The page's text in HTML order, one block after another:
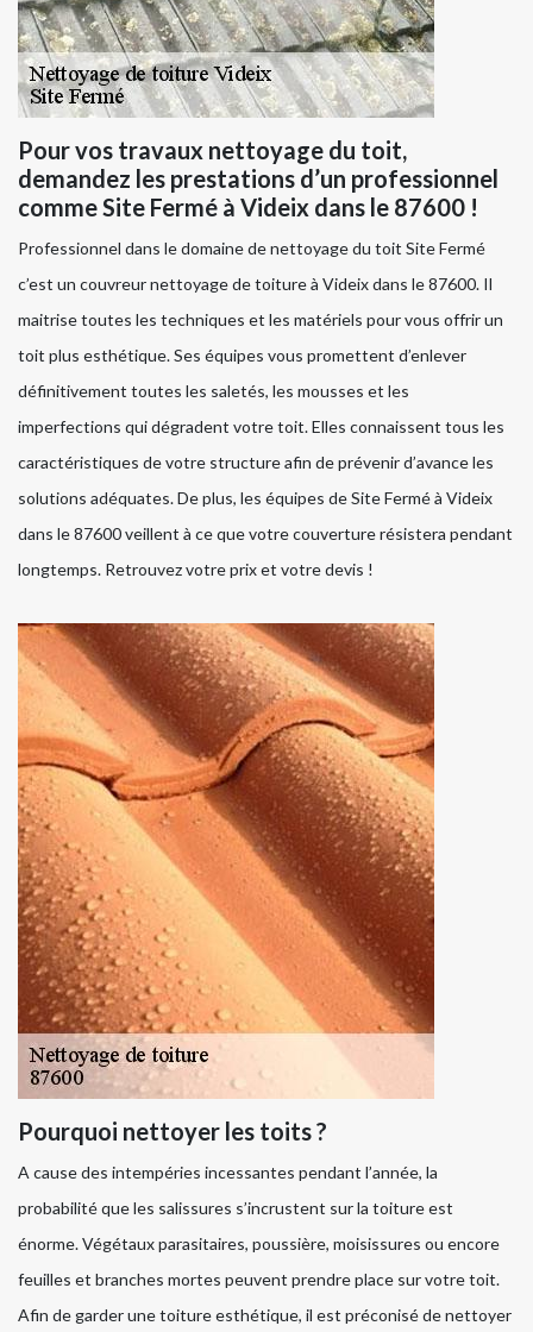
Pour vos travaux nettoyage du toit,
demandez les prestations d’un professionnel
comme Site Fermé à Videix dans le 87600 !
Professionnel dans le domaine de nettoyage du toit Site Fermé
c’est un couvreur nettoyage de toiture à Videix dans le 87600. Il
maitrise toutes les techniques et les matériels pour vous offrir un
toit plus esthétique. Ses équipes vous promettent d’enlever
définitivement toutes les saletés, les mousses et les
imperfections qui dégradent votre toit. Elles connaissent tous les
caractéristiques de votre structure afin de prévenir d’avance les
solutions adéquates. De plus, les équipes de Site Fermé à Videix
dans le 87600 veillent à ce que votre couverture résistera pendant
longtemps. Retrouvez votre prix et votre devis !
Pourquoi nettoyer les toits ?
A cause des intempéries incessantes pendant l’année, la
probabilité que les salissures s’incrustent sur la toiture est
énorme. Végétaux parasitaires, poussière, moisissures ou encore
feuilles et branches mortes peuvent prendre place sur votre toit.
Afin de garder une toiture esthétique, il est préconisé de nettoyer